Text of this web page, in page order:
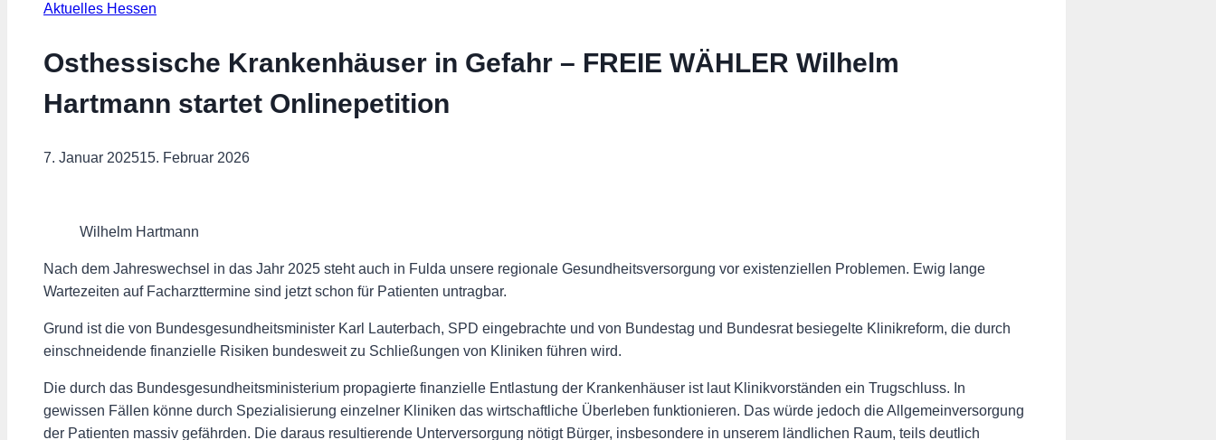
Aktuelles Hessen
Osthessische Krankenhäuser in Gefahr – FREIE WÄHLER Wilhelm
Hartmann startet Onlinepetition
7. Januar 202515. Februar 2026
Wilhelm Hartmann
Nach dem Jahreswechsel in das Jahr 2025 steht auch in Fulda unsere regionale Gesundheitsversorgung vor existenziellen Problemen. Ewig lange
Wartezeiten auf Facharzttermine sind jetzt schon für Patienten untragbar.
Grund ist die von Bundesgesundheitsminister Karl Lauterbach, SPD eingebrachte und von Bundestag und Bundesrat besiegelte Klinikreform, die durch
einschneidende finanzielle Risiken bundesweit zu Schließungen von Kliniken führen wird.
Die durch das Bundesgesundheitsministerium propagierte finanzielle Entlastung der Krankenhäuser ist laut Klinikvorständen ein Trugschluss. In
gewissen Fällen könne durch Spezialisierung einzelner Kliniken das wirtschaftliche Überleben funktionieren. Das würde jedoch die Allgemeinversorgung
der Patienten massiv gefährden. Die daraus resultierende Unterversorgung nötigt Bürger, insbesondere in unserem ländlichen Raum, teils deutlich